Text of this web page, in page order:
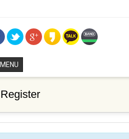
MENU
Register